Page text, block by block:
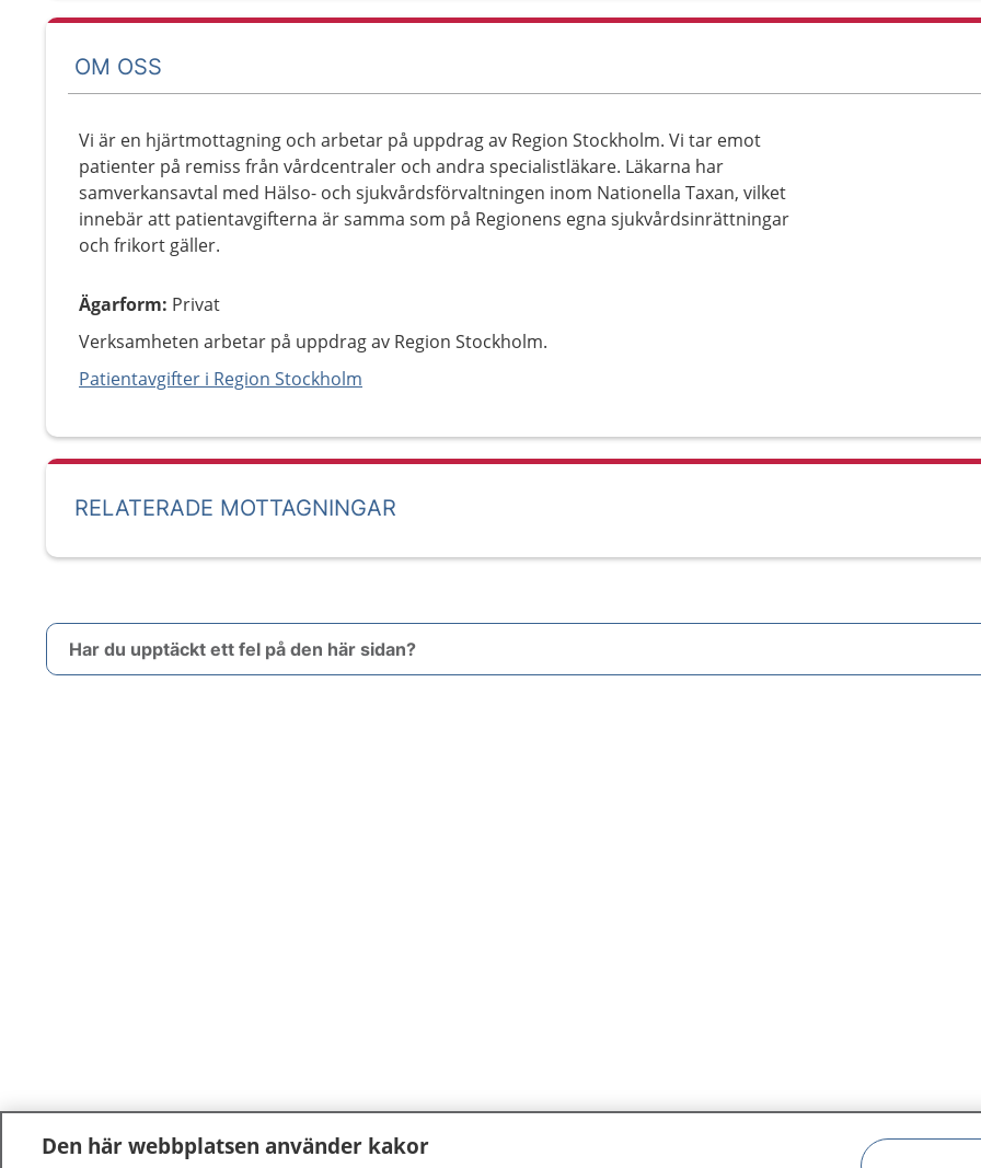
OM OSS
Vi är en hjärtmottagning och arbetar på uppdrag av Region Stockholm. Vi tar emot
patienter på remiss från vårdcentraler och andra specialistläkare. Läkarna har
samverkansavtal med Hälso- och sjukvårdsförvaltningen inom Nationella Taxan, vilket
innebär att patientavgifterna är samma som på Regionens egna sjukvårdsinrättningar
och frikort gäller.
Ägarform: Privat
Verksamheten arbetar på uppdrag av Region Stockholm.
Patientavgifter i Region Stockholm
RELATERADE MOTTAGNINGAR
Har du upptäckt ett fel på den här sidan?
Den här webbplatsen använder kakor